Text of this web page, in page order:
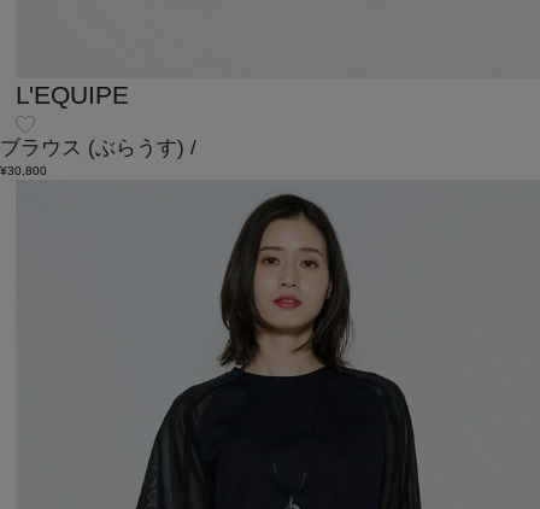
L'EQUIPE
ブラウス (ぶらうす) /
¥30,800